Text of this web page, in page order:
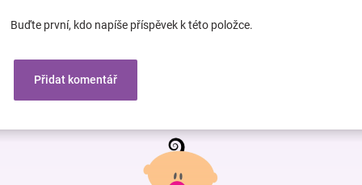
Buďte první, kdo napíše příspěvek k této položce.
Přidat komentář
Z